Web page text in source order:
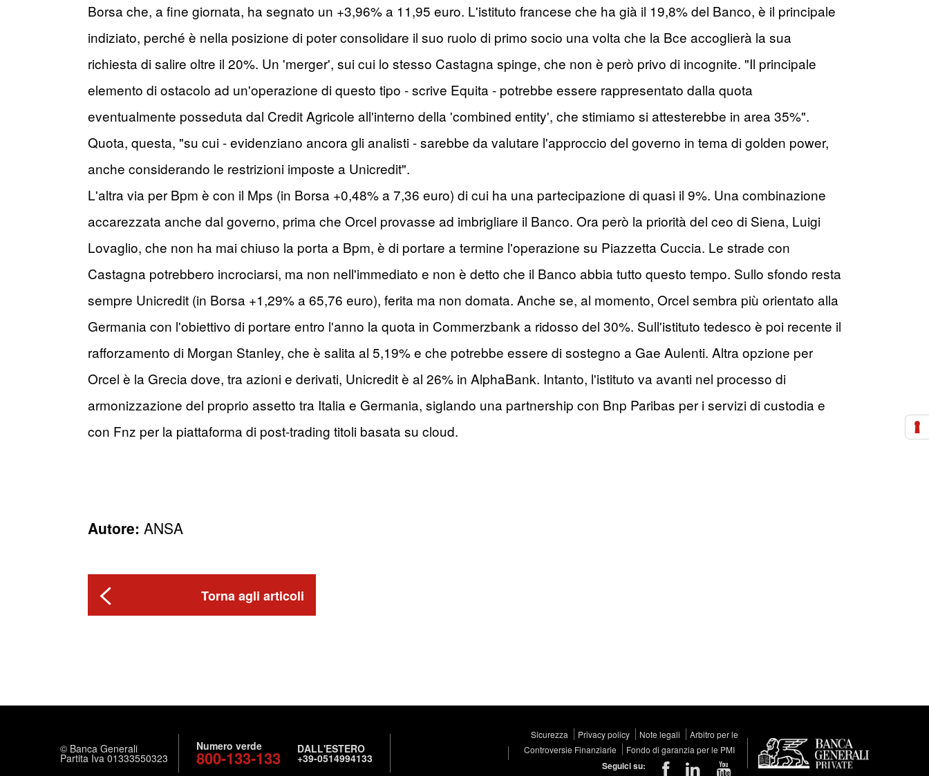
Borsa che, a fine giornata, ha segnato un +3,96% a 11,95 euro. L'istituto francese che ha già il 19,8% del Banco, è il principale
indiziato, perché è nella posizione di poter consolidare il suo ruolo di primo socio una volta che la Bce accoglierà la sua
richiesta di salire oltre il 20%. Un 'merger', sui cui lo stesso Castagna spinge, che non è però privo di incognite. "Il principale
elemento di ostacolo ad un'operazione di questo tipo - scrive Equita - potrebbe essere rappresentato dalla quota
eventualmente posseduta dal Credit Agricole all'interno della 'combined entity', che stimiamo si attesterebbe in area 35%".
Quota, questa, "su cui - evidenziano ancora gli analisti - sarebbe da valutare l'approccio del governo in tema di golden power,
anche considerando le restrizioni imposte a Unicredit".
L'altra via per Bpm è con il Mps (in Borsa +0,48% a 7,36 euro) di cui ha una partecipazione di quasi il 9%. Una combinazione
accarezzata anche dal governo, prima che Orcel provasse ad imbrigliare il Banco. Ora però la priorità del ceo di Siena, Luigi
Lovaglio, che non ha mai chiuso la porta a Bpm, è di portare a termine l'operazione su Piazzetta Cuccia. Le strade con
Castagna potrebbero incrociarsi, ma non nell'immediato e non è detto che il Banco abbia tutto questo tempo. Sullo sfondo resta
sempre Unicredit (in Borsa +1,29% a 65,76 euro), ferita ma non domata. Anche se, al momento, Orcel sembra più orientato alla
Germania con l'obiettivo di portare entro l'anno la quota in Commerzbank a ridosso del 30%. Sull'istituto tedesco è poi recente il
rafforzamento di Morgan Stanley, che è salita al 5,19% e che potrebbe essere di sostegno a Gae Aulenti. Altra opzione per
Orcel è la Grecia dove, tra azioni e derivati, Unicredit è al 26% in AlphaBank. Intanto, l'istituto va avanti nel processo di
armonizzazione del proprio assetto tra Italia e Germania, siglando una partnership con Bnp Paribas per i servizi di custodia e
con Fnz per la piattaforma di post-trading titoli basata su cloud.
Autore: ANSA
Torna agli articoli
© Banca Generali
Partita Iva 01333550323
Numero verde
800-133-133 DALL'ESTERO
+39-0514994133
Sicurezza Privacy policy Note legali
Arbitro per le
Controversie Finanziarie
Fondo di garanzia per le PMI
Seguici su: